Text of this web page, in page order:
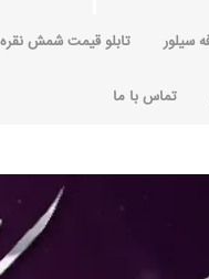
سیلور تابلو قیمت شمش نقره
تماس با ما